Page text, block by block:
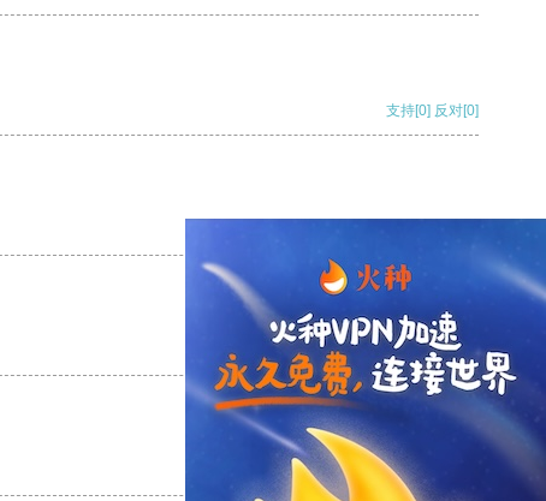
支持[0] 反对[0]
支持 [0] 反对 [0]
支持